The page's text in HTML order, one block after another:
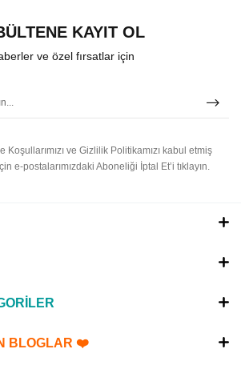
KAYIT OL
ve özel fırsatlar için
Koşullarımızı ve Gizlilik Politikamızı kabul etmiş
e-postalarımızdaki Aboneliği İptal Et’i tıklayın.
BLOGLAR ❤️